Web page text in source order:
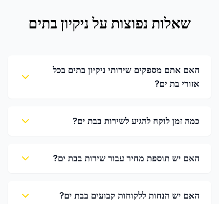
שאלות נפוצות על ניקיון בתים
האם אתם מספקים שירותי ניקיון בתים בכל
אזורי בת ים?
כמה זמן לוקח להגיע לשירות בבת ים?
האם יש תוספת מחיר עבור שירות בבת ים?
האם יש הנחות ללקוחות קבועים בבת ים?